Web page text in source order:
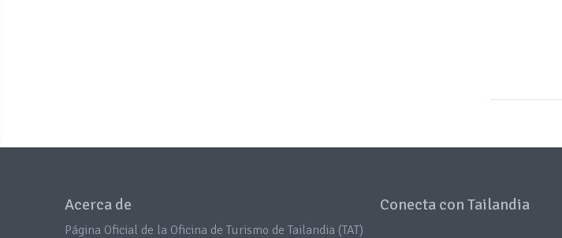
Acerca de
Página Oficial de la Oficina de Turismo de Tailandia (TAT)
Conecta con Tailandia